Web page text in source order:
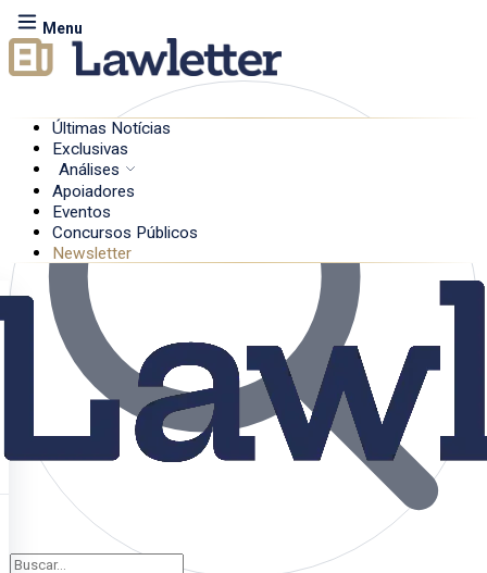
Menu
Últimas Notícias
Exclusivas
Análises
Apoiadores
Eventos
Concursos Públicos
Newsletter